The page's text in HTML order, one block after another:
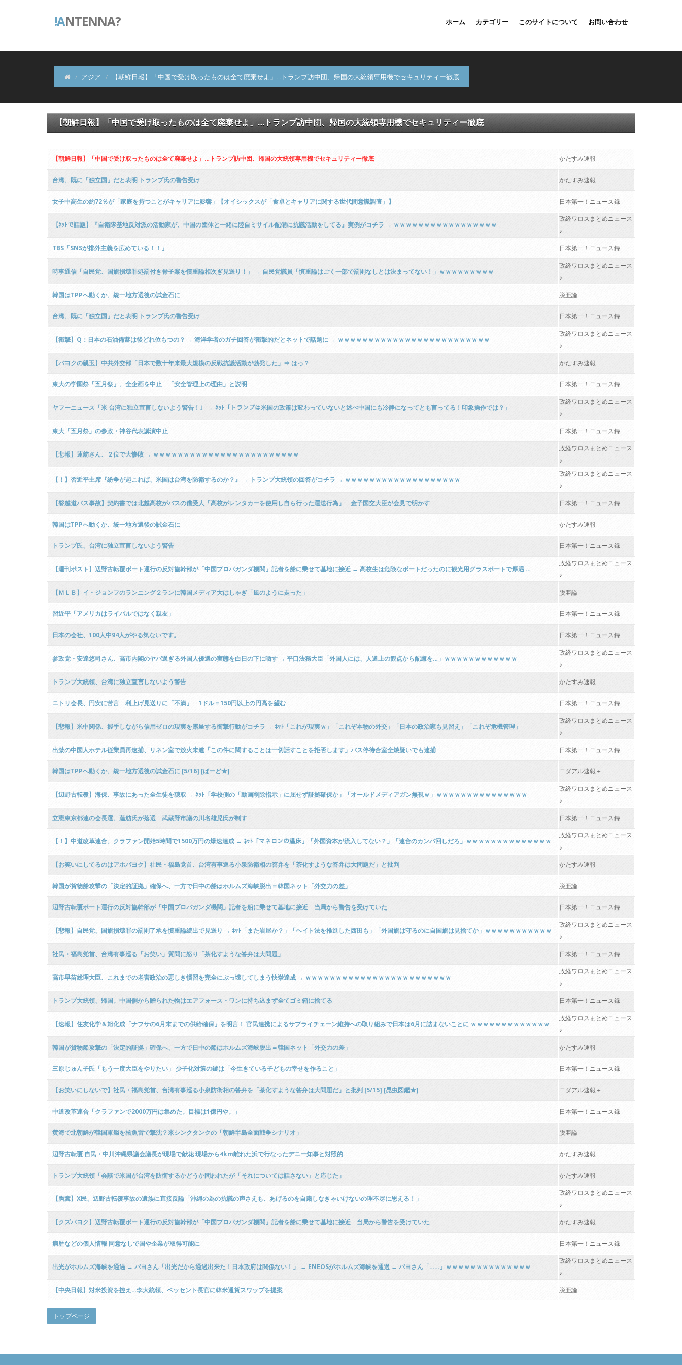
!ANTENNA? ホーム カテゴリー このサイトについて お問い合わせ
アジア 【朝鮮日報】「中国で受け取ったものは全て廃棄せよ」…トランプ訪中団、帰国の大統領専用機でセキュリティー徹底
【朝鮮日報】「中国で受け取ったものは全て廃棄せよ」…トランプ訪中団、帰国の大統領専用機でセキュリティー徹底
【朝鮮日報】「中国で受け取ったものは全て廃棄せよ」…トランプ訪中団、帰国の大統領専用機でセキュリティー徹底 かたすみ速報
台湾、既に「独立国」だと表明 トランプ氏の警告受け かたすみ速報
女子中高生の約72％が「家庭を持つことがキャリアに影響」【オイシックスが「食卓とキャリアに関する世代間意識調査」】 日本第一！ニュース録
【ﾈｯﾄで話題】『自衛隊基地反対派の活動家が、中国の団体と一緒に陸自ミサイル配備に抗議活動をしてる』実例がコチラ → ｗｗｗｗｗｗｗｗｗｗｗｗｗｗｗｗｗ
政経ワロスまとめニュース
♪
TBS「SNSが排外主義を広めている！！」
日本第一！ニュース録
時事通信「自民党、国旗損壊罪処罰付き骨子案を慎重論相次ぎ見送り！」 → 自民党議員「慎重論はごく一部で罰則なしとは決まってない！」ｗｗｗｗｗｗｗｗｗ
政経ワロスまとめニュース
♪
韓国はTPPへ動くか、統一地方選後の試金石に
脱亜論
台湾、既に「独立国」だと表明 トランプ氏の警告受け 日本第一！ニュース録
【衝撃】Q：日本の石油備蓄は後どれ位もつの？ → 海洋学者のガチ回答が衝撃的だとネットで話題に → ｗｗｗｗｗｗｗｗｗｗｗｗｗｗｗｗｗｗｗｗｗｗｗｗｗ
政経ワロスまとめニュース
♪
【パヨクの親玉】中共外交部「日本で数十年来最大規模の反戦抗議活動が勃発した」⇒ はっ？
かたすみ速報
東大の学園祭「五月祭」、全企画を中止 「安全管理上の理由」と説明 日本第一！ニュース録
ヤフーニュース「米 台湾に独立宣言しないよう警告！」 → ﾈｯﾄ「トランプは米国の政策は変わっていないと述べ中国にも冷静になってとも言ってる！印象操作では？」
政経ワロスまとめニュース
♪
東大「五月祭」の参政・神谷代表講演中止
日本第一！ニュース録
【悲報】蓮舫さん、２位で大惨敗 → ｗｗｗｗｗｗｗｗｗｗｗｗｗｗｗｗｗｗｗｗｗｗｗｗ
政経ワロスまとめニュース
♪
【！】習近平主席『紛争が起これば、米国は台湾を防衛するのか？』 → トランプ大統領の回答がコチラ → ｗｗｗｗｗｗｗｗｗｗｗｗｗｗｗｗｗｗｗ
政経ワロスまとめニュース
♪
【磐越道バス事故】契約書では北越高校がバスの借受人「高校がレンタカーを使用し自ら行った運送行為」 金子国交大臣が会見で明かす
日本第一！ニュース録
韓国はTPPへ動くか、統一地方選後の試金石に かたすみ速報
トランプ氏、台湾に独立宣言しないよう警告 日本第一！ニュース録
【週刊ポスト】辺野古転覆ボート運行の反対協幹部が「中国プロパガンダ機関」記者を船に乗せて基地に接近 → 高校生は危険なボートだったのに観光用グラスボートで厚遇 …
政経ワロスまとめニュース
♪
【ＭＬＢ】イ・ジョンフのランニング２ランに韓国メディア大はしゃぎ「風のように走った」
脱亜論
習近平「アメリカはライバルではなく親友」 日本第一！ニュース録
日本の会社、100人中94人がやる気ないです。 日本第一！ニュース録
参政党・安達悠司さん、高市内閣のヤバ過ぎる外国人優遇の実態を白日の下に晒す → 平口法務大臣「外国人には、人道上の観点から配慮を…」ｗｗｗｗｗｗｗｗｗｗｗｗ
政経ワロスまとめニュース
♪
トランプ大統領、台湾に独立宣言しないよう警告
かたすみ速報
ニトリ会長、円安に苦言 利上げ見送りに「不満」 1ドル＝150円以上の円高を望む 日本第一！ニュース録
【悲報】米中関係、握手しながら信用ゼロの現実を露呈する衝撃行動がコチラ → ﾈｯﾄ「これが現実ｗ」「これぞ本物の外交」「日本の政治家も見習え」「これぞ危機管理」
政経ワロスまとめニュース
♪
出禁の中国人ホテル従業員再逮捕、リネン室で放火未遂「この件に関することは一切話すことを拒否します」バス停待合室全焼疑いでも逮捕
日本第一！ニュース録
韓国はTPPへ動くか、統一地方選後の試金石に [5/16] [ばーど★] ニダアル速報＋
【辺野古転覆】海保、事故にあった全生徒を聴取 → ﾈｯﾄ「学校側の「動画削除指示」に屈せず証拠確保か」「オールドメディアガン無視ｗ」ｗｗｗｗｗｗｗｗｗｗｗｗｗｗｗ
政経ワロスまとめニュース
♪
立憲東京都連の会長選、蓮舫氏が落選 武蔵野市議の川名雄児氏が制す
日本第一！ニュース録
【！】中道改革連合、クラファン開始5時間で1500万円の爆速達成 → ﾈｯﾄ「マネロンの温床」「外国資本が流入してない？」「連合のカンパ回しだろ」ｗｗｗｗｗｗｗｗｗｗｗｗｗｗ
政経ワロスまとめニュース
♪
【お笑いにしてるのはアホパヨク】社民・福島党首、台湾有事巡る小泉防衛相の答弁を「茶化すような答弁は大問題だ」と批判
かたすみ速報
韓国が貨物船攻撃の「決定的証拠」確保へ、一方で日中の船はホルムズ海峡脱出＝韓国ネット「外交力の差」 脱亜論
辺野古転覆ボート運行の反対協幹部が「中国プロパガンダ機関」記者を船に乗せて基地に接近 当局から警告を受けていた 日本第一！ニュース録
【悲報】自民党、国旗損壊罪の罰則了承を慎重論続出で見送り → ﾈｯﾄ「また岩屋か？」「ヘイト法を推進した西田も」「外国旗は守るのに自国旗は見捨てか」ｗｗｗｗｗｗｗｗｗｗｗ
ｗ
政経ワロスまとめニュース
♪
社民・福島党首、台湾有事巡る「お笑い」質問に怒り「茶化すような答弁は大問題」
日本第一！ニュース録
高市早苗総理大臣、これまでの老害政治の悪しき慣習を完全にぶっ壊してしまう快挙達成 → ｗｗｗｗｗｗｗｗｗｗｗｗｗｗｗｗｗｗｗｗｗｗｗｗ
政経ワロスまとめニュース
♪
トランプ大統領、帰国。中国側から贈られた物はエアフォース・ワンに持ち込まず全てゴミ箱に捨てる
日本第一！ニュース録
【速報】住友化学＆旭化成「ナフサの6月末までの供給確保」を明言！ 官民連携によるサプライチェーン維持への取り組みで日本は6月に詰まないことに ｗｗｗｗｗｗｗｗｗｗｗｗｗ
政経ワロスまとめニュース
♪
韓国が貨物船攻撃の「決定的証拠」確保へ、一方で日中の船はホルムズ海峡脱出＝韓国ネット「外交力の差」
かたすみ速報
三原じゅん子氏「もう一度大臣をやりたい」 少子化対策の鍵は「今生きている子どもの幸せを作ること」 日本第一！ニュース録
【お笑いにしないで】社民・福島党首、台湾有事巡る小泉防衛相の答弁を「茶化すような答弁は大問題だ」と批判 [5/15] [昆虫図鑑★] ニダアル速報＋
中道改革連合「クラファンで2000万円は集めた。目標は1億円や。」 日本第一！ニュース録
黄海で北朝鮮が韓国軍艦を核魚雷で撃沈？米シンクタンクの「朝鮮半島全面戦争シナリオ」 脱亜論
辺野古転覆 自民・中川沖縄県議会議長が現場で献花 現場から4km離れた浜で行なったデニー知事と対照的 かたすみ速報
トランプ大統領「会談で米国が台湾を防衛するかどうか問われたが「それについては話さない」と応じた」 かたすみ速報
【胸糞】X民、辺野古転覆事故の遺族に直接反論「沖縄の為の抗議の声さえも、あげるのを自粛しなきゃいけないの理不尽に思える！」
政経ワロスまとめニュース
♪
【クズパヨク】辺野古転覆ボート運行の反対協幹部が「中国プロパガンダ機関」記者を船に乗せて基地に接近 当局から警告を受けていた
かたすみ速報
病歴などの個人情報 同意なしで国や企業が取得可能に 日本第一！ニュース録
出光がホルムズ海峡を通過 → パヨさん「出光だから通過出来た！日本政府は関係ない！」 → ENEOSがホルムズ海峡を通過 → パヨさん「……」ｗｗｗｗｗｗｗｗｗｗｗｗｗｗ
政経ワロスまとめニュース
♪
【中央日報】対米投資を控え…李大統領、ベッセント長官に韓米通貨スワップを提案
脱亜論
トップページ